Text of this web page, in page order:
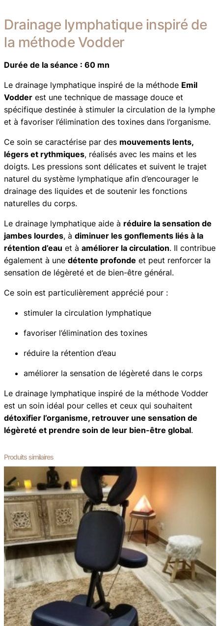
,
0
€
à
6
5
0
,
0
€
é
d
e
D
a
i
n
a
e
l
y
m
p
h
a
t
i
q
u
Drainage lymphatique inspiré de
la méthode Vodder
Durée de la séance : 60 mn
Le drainage lymphatique inspiré de la méthode Emil
Vodder est une technique de massage douce et
spécifique destinée à stimuler la circulation de la lymphe
et à favoriser l’élimination des toxines dans l’organisme.
Ce soin se caractérise par des mouvements lents,
légers et rythmiques, réalisés avec les mains et les
doigts. Les pressions sont délicates et suivent le trajet
naturel du système lymphatique afin d’encourager le
drainage des liquides et de soutenir les fonctions
naturelles du corps.
Le drainage lymphatique aide à réduire la sensation de
jambes lourdes, à diminuer les gonflements liés à la
rétention d’eau et à améliorer la circulation. Il contribue
également à une détente profonde et peut renforcer la
sensation de légèreté et de bien-être général.
Ce soin est particulièrement apprécié pour :
stimuler la circulation lymphatique
favoriser l’élimination des toxines
réduire la rétention d’eau
améliorer la sensation de légèreté dans le corps
Le drainage lymphatique inspiré de la méthode Vodder
est un soin idéal pour celles et ceux qui souhaitent
détoxifier l’organisme, retrouver une sensation de
légèreté et prendre soin de leur bien-être global.
Produits similaires